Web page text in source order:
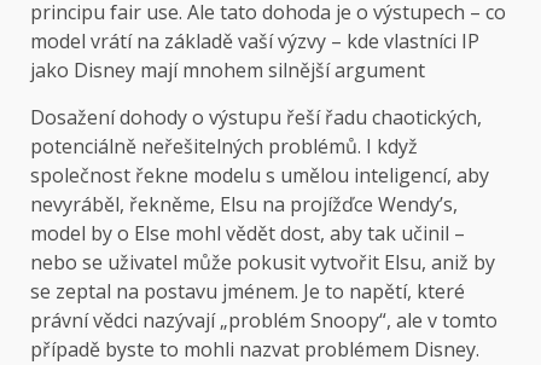
principu fair use. Ale tato dohoda je o výstupech – co
model vrátí na základě vaší výzvy – kde vlastníci IP
jako Disney mají mnohem silnější argument
Dosažení dohody o výstupu řeší řadu chaotických,
potenciálně neřešitelných problémů. I když
společnost řekne modelu s umělou inteligencí, aby
nevyráběl, řekněme, Elsu na projížďce Wendy’s,
model by o Else mohl vědět dost, aby tak učinil –
nebo se uživatel může pokusit vytvořit Elsu, aniž by
se zeptal na postavu jménem. Je to napětí, které
právní vědci nazývají „problém Snoopy“, ale v tomto
případě byste to mohli nazvat problémem Disney.